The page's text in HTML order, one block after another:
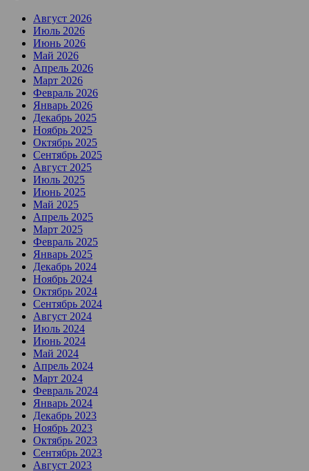
Август 2026
Июль 2026
Июнь 2026
Май 2026
Апрель 2026
Март 2026
Февраль 2026
Январь 2026
Декабрь 2025
Ноябрь 2025
Октябрь 2025
Сентябрь 2025
Август 2025
Июль 2025
Июнь 2025
Май 2025
Апрель 2025
Март 2025
Февраль 2025
Январь 2025
Декабрь 2024
Ноябрь 2024
Октябрь 2024
Сентябрь 2024
Август 2024
Июль 2024
Июнь 2024
Май 2024
Апрель 2024
Март 2024
Февраль 2024
Январь 2024
Декабрь 2023
Ноябрь 2023
Октябрь 2023
Сентябрь 2023
Август 2023